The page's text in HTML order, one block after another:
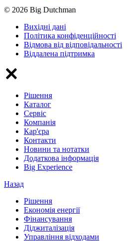
© 2026 Big Dutchman
Вихідні дані
Політика конфіденційності
Відмова від відповідальності
Віддалена підтримка
Рішення
Каталог
Сервіс
Компанія
Кар'єра
Контакти
Новини та нотатки
Додаткова інформація
Big Experience
Назад
Рішення
Економія енергії
Фінансування
Діджиталізація
Управління відходами